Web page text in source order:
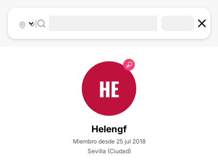
|
HE
Helengf
Miembro desde 25 jul 2018
Sevilla (Ciudad)